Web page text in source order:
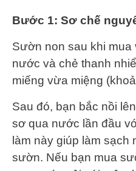
Bước 1: Sơ chế
Sườn non sau khi
nước và chẻ thanh
miếng vừa miệng
Sau đó, bạn bắc nồi
sơ qua nước lần đầu
làm này giúp làm sạch
sườn. Nếu bạn mua